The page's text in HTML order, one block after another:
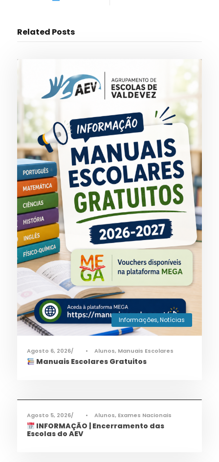
Related Posts
Informações,Notícias
Agosto 6, 2026 • Alunos, Manuais Escolares
Manuais Escolares Gratuitos
Agosto 5, 2026 • Alunos, Exames Nacionais
INFORMAÇÃO | Encerramento das
Escolas do AEV